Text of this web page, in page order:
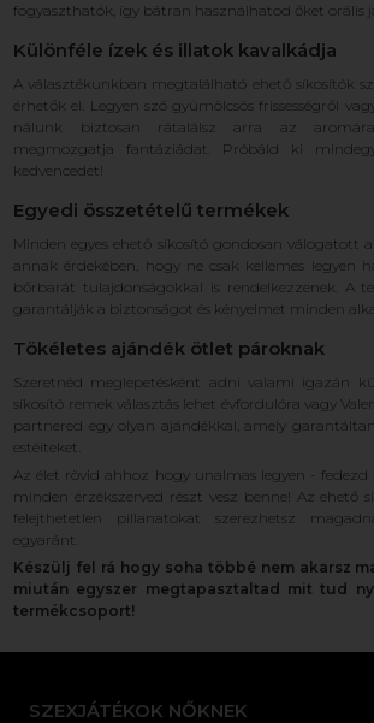
fogyaszthatók, így bátran használhatod őket orális
Különféle ízek és illatok kavalkádja
A választékunkban megtalálható ehető síkosítók
érhetők el. Legyen szó gyümölcsös frissességről
nálunk biztosan rátalálsz arra az
megmozgatja fantáziádat. Próbáld ki
kedvencedet!
Egyedi összetételű termékek
Minden egyes ehető síkosító gondosan válogatott
annak érdekében, hogy ne csak kellemes legyen
bőrbarát tulajdonságokkal is rendelkezzenek. A
garantálják a biztonságot és kényelmet minden
Tökéletes ajándék ötlet pároknak
Szeretnéd meglepetésként adni valami igazán
síkosító remek választás lehet évfordulóra vagy
partnered egy olyan ajándékkal, amely
estéiteket.
Az élet rövid ahhoz hogy unalmas legyen -
minden érzékszerved részt vesz benne! Az ehető
felejthetetlen pillanatokat szerezhetsz
egyaránt.
Készülj fel rá hogy soha többé nem akarsz
miután egyszer megtapasztaltad mit tud
termékcsoport!
SZEXJÁTÉKOK NŐKNEK